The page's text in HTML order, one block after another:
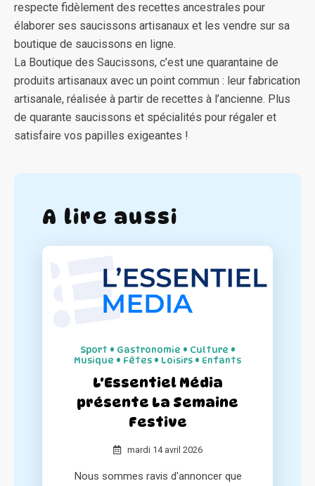
respecte fidèlement des recettes ancestrales pour
élaborer ses saucissons artisanaux et les vendre sur sa
boutique de saucissons en ligne.
La Boutique des Saucissons, c’est une quarantaine de
produits artisanaux avec un point commun : leur fabrication
artisanale, réalisée à partir de recettes à l’ancienne. Plus
de quarante saucissons et spécialités pour régaler et
satisfaire vos papilles exigeantes !
A lire aussi
Sport • Gastronomie • Culture •
Musique • Fêtes • Loisirs • Enfants
L'Essentiel Média
présente La Semaine
Festive
mardi 14 avril 2026
Nous sommes ravis d'annoncer que